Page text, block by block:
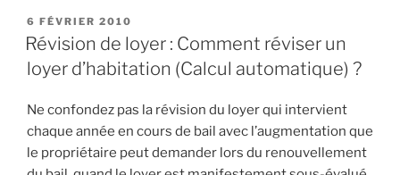
ses
comptes »
PUBLIÉ
LE
6 FÉVRIER 2010
Révision de loyer : Comment réviser un
loyer d’habitation (Calcul automatique) ?
Ne confondez pas la révision du loyer qui intervient
chaque année en cours de bail avec l’augmentation que
le propriétaire peut demander lors du renouvellement